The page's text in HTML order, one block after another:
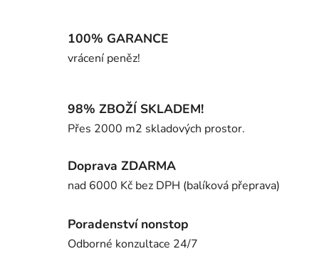
100% GARANCE
vrácení peněz!
98% ZBOŽÍ SKLADEM!
Přes 2000 m2 skladových prostor.
Doprava ZDARMA
nad 6000 Kč bez DPH (balíková přeprava)
Poradenství nonstop
Odborné konzultace 24/7